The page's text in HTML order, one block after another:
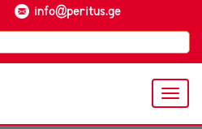
info@peritus.ge